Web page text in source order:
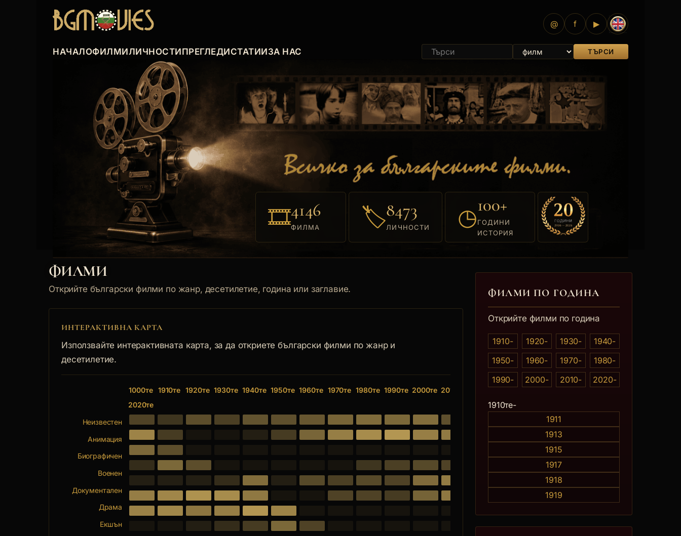
@ f ▶
НАЧАЛОФИЛМИЛИЧНОСТИПРЕГЛЕДИСТАТИИЗА НАС ТЪРСИ
🎞4146
ФИЛМА 🏷8473
ЛИЧНОСТИ ◷100+
ГОДИНИ
ИСТОРИЯ
ФИЛМИ
Открийте български филми по жанр, десетилетие, година или заглавие.
ИНТЕРАКТИВНА КАРТА
Използвайте интерактивната карта, за да откриете български филми по жанр и
десетилетие.
1000те 1910те 1920те 1930те 1940те 1950те 1960те 1970те 1980те 1990те 2000те 2010те
2020те
Неизвестен
Анимация
Биографичен
Военен
Документален
Драма
Екшън
ФИЛМИ ПО ГОДИНА
Открийте филми по година
1910- 1920- 1930-
1940-
1950-
1960- 1970-
1980-
1990-
2000- 2010- 2020-
1910те-
1911
1913
1915
1917
1918
1919